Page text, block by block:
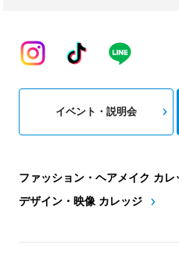
ファッション・ヘアメイク カレ
デザイン・映像 カレッジ
イベント・説明会